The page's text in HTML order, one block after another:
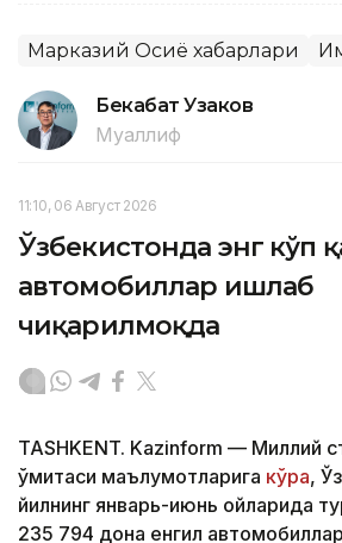
Марказий Осиё хабарлари
Бекабат Узаков
Муаллиф
11:10, 06 Август 2026
Ўзбекистонда энг кўп
автомобиллар ишлаб
чиқарилмоқда
TASHKENT. Kazinform — Миллий
қўмитаси маълумотларига кўра,
йилнинг январь-июнь ойларида
235 794 дона енгил